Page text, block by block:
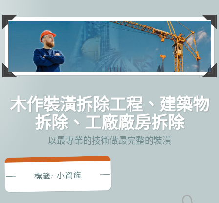
主
木作裝潢拆除工程、建築物
拆除、工廠廠房拆除
以最專業的技術做最完整的裝潢
標籤:小資族